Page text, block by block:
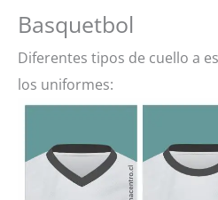
Basquetbol
Diferentes tipos de cuello a
los uniformes: